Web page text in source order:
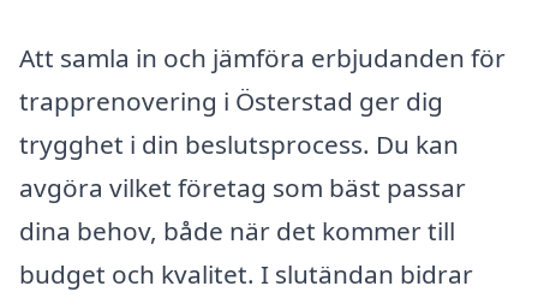
Att samla in och jämföra erbjudanden för
trapprenovering i Österstad ger dig
trygghet i din beslutsprocess. Du kan
avgöra vilket företag som bäst passar
dina behov, både när det kommer till
budget och kvalitet. I slutändan bidrar